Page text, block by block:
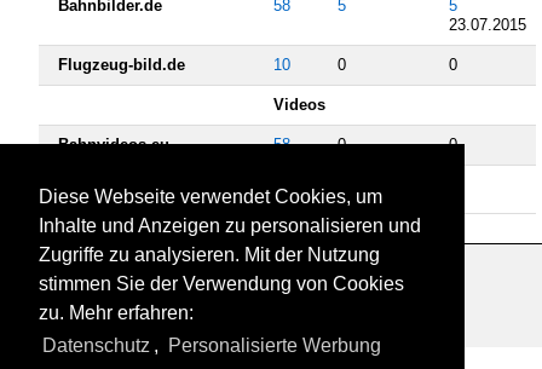
Bahnbilder.de 58 5
5
23.07.2015
Flugzeug-bild.de 10 0 0
Videos
Bahnvideos.eu 58 0 0
Flugzeugvideos.eu 3 0
Datenschutzerklärung|Impressum|Kontakt
Diese Webseite verwendet Cookies, um
Inhalte und Anzeigen zu personalisieren und
Zugriffe zu analysieren. Mit der Nutzung
stimmen Sie der Verwendung von Cookies
zu. Mehr erfahren:
Datenschutz , Personalisierte Werbung